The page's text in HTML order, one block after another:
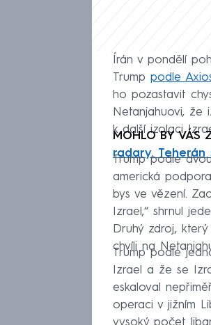
Írán v pondělí
Trump podle
ho pozastavit
Netanjahuovi, že
k další izolaci
MOHLO BY VÁS
radary.
Trump podle
americká
bys ve vězení.
Izrael,“ shrnul
Druhý zdroj,
chvíli na
Trump podle
Izrael a že se
eskaloval
operaci v jižním